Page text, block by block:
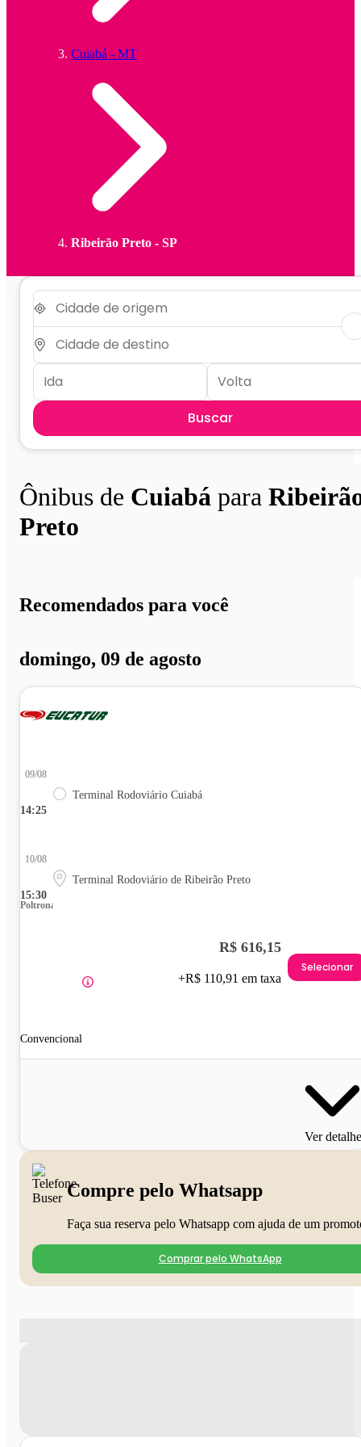
Cuiabá - MT
Ribeirão Preto - SP
Buscar
Ônibus de Cuiabá para
Preto
Recomendados para você
domingo, 09 de agosto
14:25
09/08
Terminal Rodoviário Cuiabá
15:30
10/08
Terminal Rodoviário de Ribeirão Preto
Poltrona
Convencional
R$ 616,15
+R$ 110,91 em taxa
Selecionar
Ver
Compre pelo Whatsapp
Faça sua reserva pelo Whatsapp com ajuda de um
Comprar pelo WhatsApp